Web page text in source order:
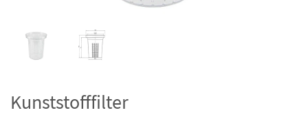
Kunststofffilter